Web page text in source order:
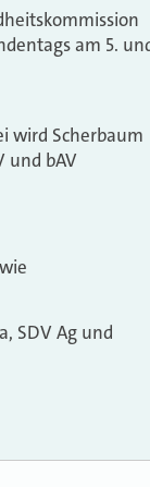
am 5.
wird Scherbaum
und bAV
SDV Ag und